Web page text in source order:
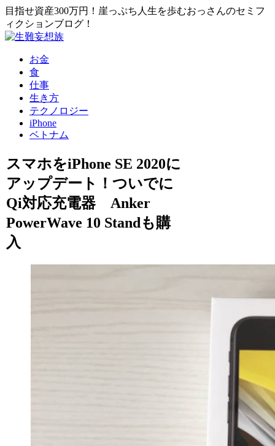
目指せ資産300万円！崖っぷち人生を歩むおっさんのセミフ
ィクションブログ！
お金
食
仕事
生き方
テクノロジー
iPhone
ベトナム
スマホをiPhone SE 2020に
アップデート！ついでに
Qi対応充電器 Anker
PowerWave 10 Standも購
入